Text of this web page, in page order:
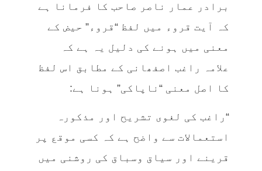
برادر عمار ناصر صاحب کا فرمانا ہے
کہ آیت قروء میں لفظ “قروء” حیض کے
معنی میں ہونے کی دلیل یہ ہے کہ
علامہ راغب اصفھانی کے مطابق اس لفظ
کا اصل معنی “ناپاکی” ہونا ہے:
“راغب کی لغوی تشریح اور مذکورہ
استعمالات سے واضح ہے کہ کسی موقع پر
قرینے اور سیاق وسباق کی روشنی میں